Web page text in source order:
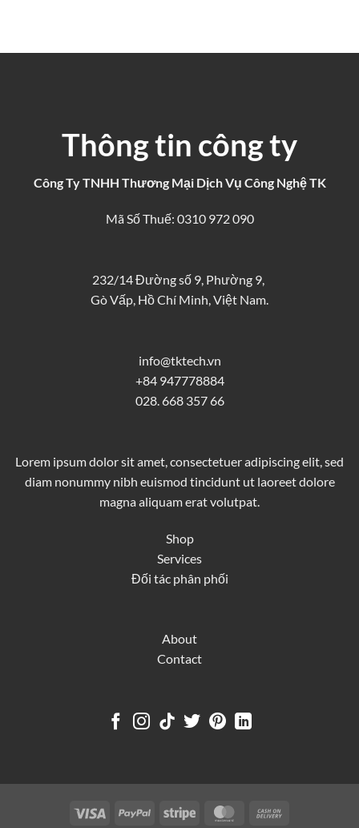
Thông tin công ty
Công Ty TNHH Thương Mại Dịch Vụ Công Nghệ TK
Mã Số Thuế: 0310 972 090
232/14 Đường số 9, Phường 9,
Gò Vấp, Hồ Chí Minh, Việt Nam.
info@tktech.vn
+84 947778884
028. 668 357 66
Lorem ipsum dolor sit amet, consectetuer adipiscing elit, sed
diam nonummy nibh euismod tincidunt ut laoreet dolore
magna aliquam erat volutpat.
Shop
Services
Đối tác phân phối
About
Contact
Visa PayPal Stripe MasterCard